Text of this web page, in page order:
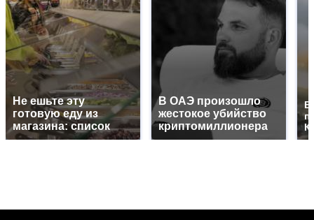
Не ешьте эту
готовую еду из
магазина: список
В ОАЭ произошло
жестокое убийство
криптомиллионера